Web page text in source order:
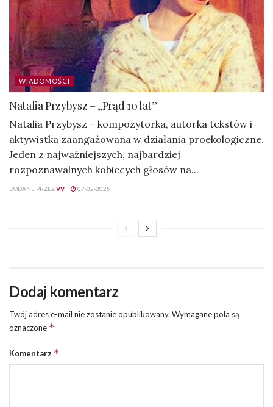
WIADOMOŚCI
Natalia Przybysz – „Prąd 10 lat”
Natalia Przybysz – kompozytorka, autorka tekstów i
aktywistka zaangażowana w działania proekologiczne.
Jeden z najważniejszych, najbardziej
rozpoznawalnych kobiecych głosów na...
DODANE PRZEZVV 07-02-2025
Dodaj komentarz
Twój adres e-mail nie zostanie opublikowany. Wymagane pola są
oznaczone *
Komentarz *